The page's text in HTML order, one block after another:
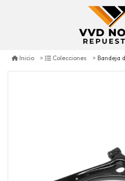
Inicio Colecciones Bandeja delantera